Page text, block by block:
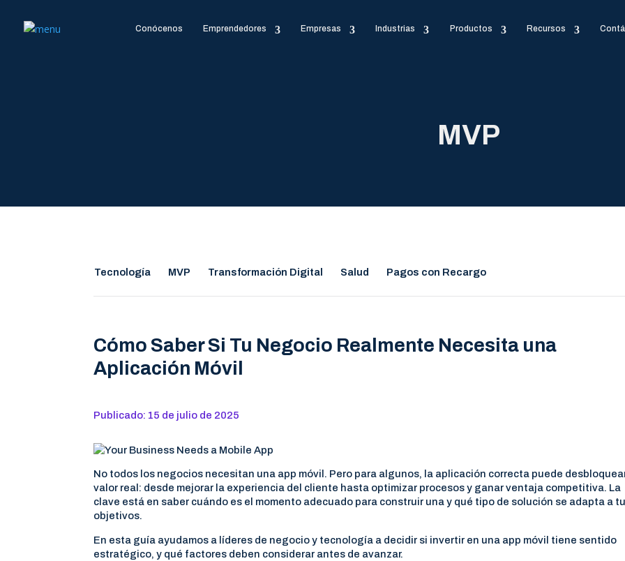
Conócenos Emprendedores Empresas Industrias Productos Recursos
MVP
Tecnología MVP Transformación Digital Salud Pagos con Recargo
Cómo Saber Si Tu Negocio Realmente Necesita una
Aplicación Móvil
Publicado: 15 de julio de 2025
No todos los negocios necesitan una app móvil. Pero para algunos, la aplicación correcta puede
valor real: desde mejorar la experiencia del cliente hasta optimizar procesos y ganar ventaja competitiva. La
clave está en saber cuándo es el momento adecuado para construir una y qué tipo de solución se adapta a
objetivos.
En esta guía ayudamos a líderes de negocio y tecnología a decidir si invertir en una app móvil tiene sentido
estratégico, y qué factores deben considerar antes de avanzar.